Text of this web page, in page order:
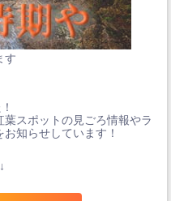
す
スポットの見ごろ情報やラ
知らせしています！